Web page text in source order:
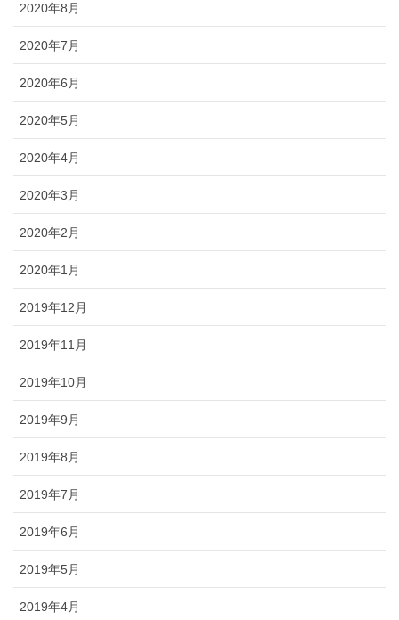
2020年8月
2020年7月
2020年6月
2020年5月
2020年4月
2020年3月
2020年2月
2020年1月
2019年12月
2019年11月
2019年10月
2019年9月
2019年8月
2019年7月
2019年6月
2019年5月
2019年4月